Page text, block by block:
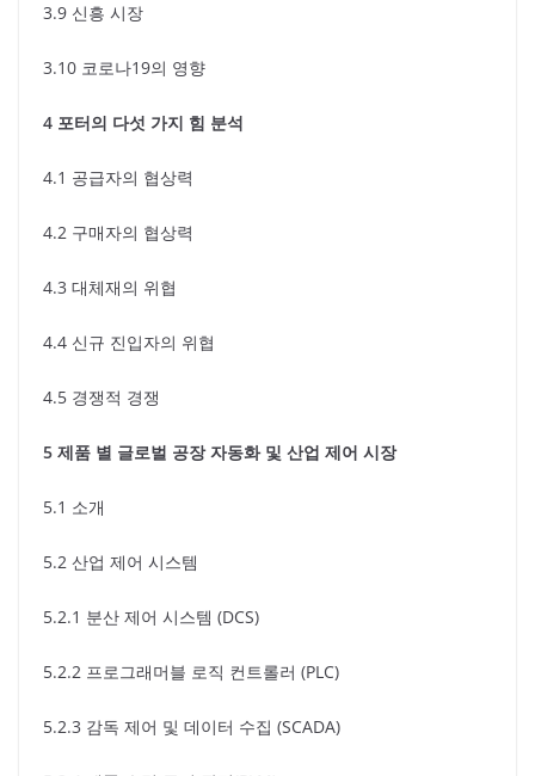
3.9 신흥 시장
3.10 코로나19의 영향
4 포터의 다섯 가지 힘 분석
4.1 공급자의 협상력
4.2 구매자의 협상력
4.3 대체재의 위협
4.4 신규 진입자의 위협
4.5 경쟁적 경쟁
5 제품 별 글로벌 공장 자동화 및 산업 제어 시장
5.1 소개
5.2 산업 제어 시스템
5.2.1 분산 제어 시스템 (DCS)
5.2.2 프로그래머블 로직 컨트롤러 (PLC)
5.2.3 감독 제어 및 데이터 수집 (SCADA)